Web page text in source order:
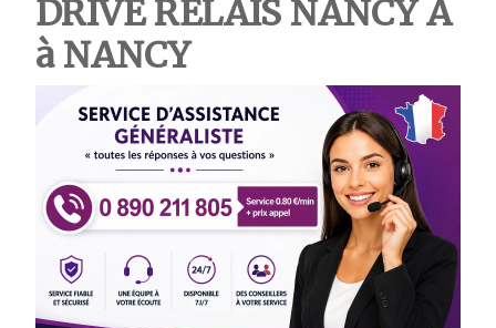
DRIVE RELAIS NANCY A
à NANCY